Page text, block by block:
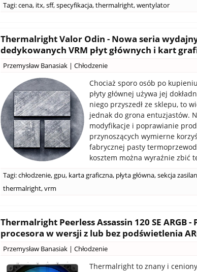
Tagi:cena, itx,sff,specyfikacja,thermalright,wentylator
Thermalright Valor Odin - Nowa seria
dedykowanych VRM płyt głównych i kart
Przemysław Banasiak | Chłodzenie
Chociaż sporo osób po
płyty głównej używa jej
niego przyszedł ze sklepu, to
jednak do grona entuzjastów.
modyfikacje i poprawianie
przynoszących wymierne
fabrycznej pasty
kosztem można wyraźnie zbić
Tagi:chłodzenie,gpu, karta graficzna, płyta główna,sekcja
thermalright,vrm
Thermalright Peerless Assassin 120 SE ARGB
procesora w wersji z lub bez podświetlenia
Przemysław Banasiak | Chłodzenie
Thermalright to znany i